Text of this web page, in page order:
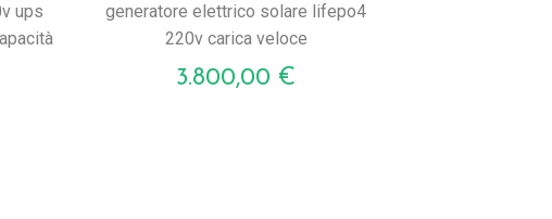
ups
generatore elettrico solare lifepo4
220v carica veloce
Prezzo
3.800,00 €